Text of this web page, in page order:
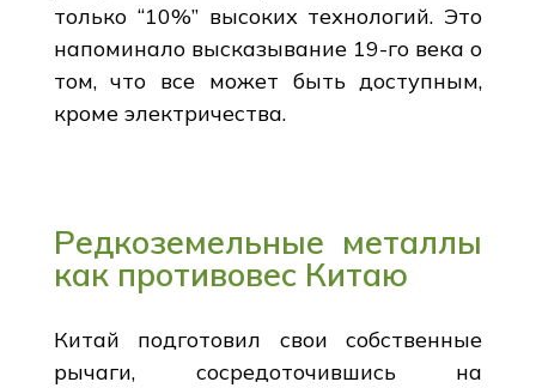
только “10%” высоких технологий. Это
напоминало высказывание 19-го века о
том, что все может быть доступным,
кроме электричества.
Редкоземельные металлы
как противовес Китаю
Китай подготовил свои собственные
рычаги, сосредоточившись на